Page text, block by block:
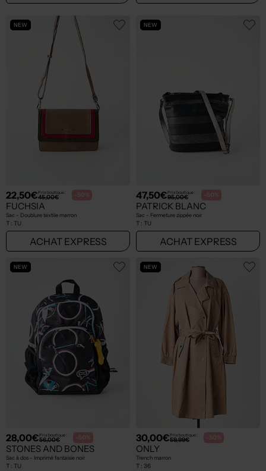
NEW
22,50€Prix boutique :
45,00€ -50%
FUCHSIA
Sac - Doublure textile marron
T : TU
ACHAT EXPRESS
NEW
47,50€Prix boutique :
95,00€ -50%
PATRICK BLANC
Sac - Fermeture zippée noir
T : TU
ACHAT EXPRESS
NEW
28,00€Prix boutique :
56,00€ -50%
STONES AND BONES
Sac à dos - Imprimé fantaisie noir
T : TU
NEW
30,00€Prix boutique :
59,99€ -50%
ONLY
Trench marron
T : 36